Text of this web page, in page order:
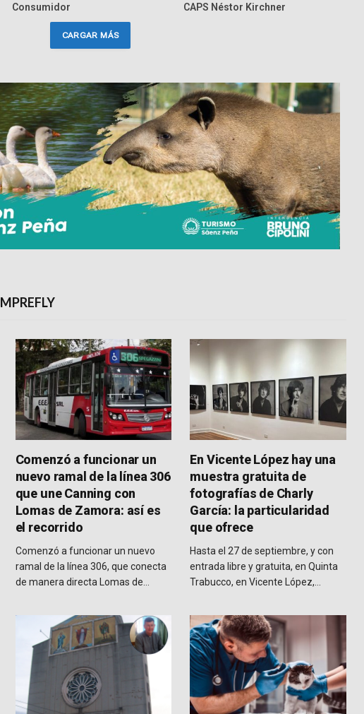
Consumidor
CAPS Néstor Kirchner
CARGAR MÁS
Comenzó a funcionar un
nuevo ramal de la línea 306
que une Canning con
Lomas de Zamora: así es
el recorrido
Comenzó a funcionar un nuevo
ramal de la línea 306, que conecta
de manera directa Lomas de…
En Vicente López hay una
muestra gratuita de
fotografías de Charly
García: la particularidad
que ofrece
Hasta el 27 de septiembre, y con
entrada libre y gratuita, en Quinta
Trabucco, en Vicente López,…